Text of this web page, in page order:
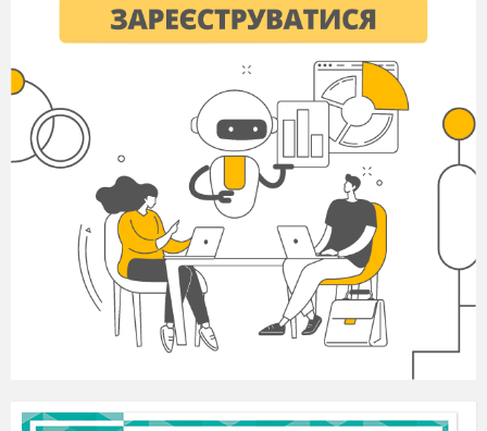
Beim Arzt
Gestern habe ich mich nicht gut gefühlt. Ich
hatte Kopfschmerzen und Husten. Ich bin
zum Arzt gegangen. Der Arzt hat gesagt:
„Du hast eine Erkältung. Du musst im Bett
bleiben und viel Tee trinken.“ Er hat mir
auch Medikamente gegeben. Heute geht es
mir schon besser, aber ich muss noch zwei
Tage im Bett bleiben. Ich habe noch einige
Empfehlungen von dem Arzt bekommen.
Ich soll viel Obst und Gemüse essen, sie
haben viele Vitamine.
Ich soll auch viel Wasser und nicht so
viel Limo trinken.
Ich soll acht oder neun Stunden
Wir sollen regelmäßig Sport machen.